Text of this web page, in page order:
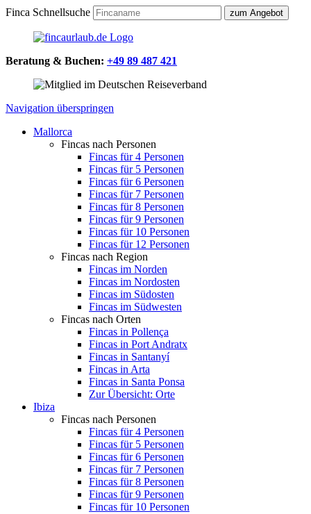
Finca Schnellsuche
Beratung & Buchen: +49 89 487 421
Navigation überspringen
Mallorca
Fincas nach Personen
Fincas für 4 Personen
Fincas für 5 Personen
Fincas für 6 Personen
Fincas für 7 Personen
Fincas für 8 Personen
Fincas für 9 Personen
Fincas für 10 Personen
Fincas für 12 Personen
Fincas nach Region
Fincas im Norden
Fincas im Nordosten
Fincas im Südosten
Fincas im Südwesten
Fincas nach Orten
Fincas in Pollença
Fincas in Port Andratx
Fincas in Santanyí
Fincas in Arta
Fincas in Santa Ponsa
Zur Übersicht: Orte
Ibiza
Fincas nach Personen
Fincas für 4 Personen
Fincas für 5 Personen
Fincas für 6 Personen
Fincas für 7 Personen
Fincas für 8 Personen
Fincas für 9 Personen
Fincas für 10 Personen